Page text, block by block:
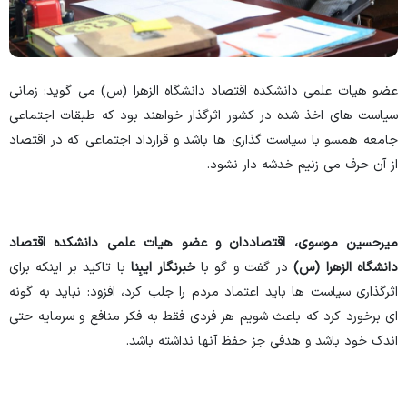
عضو هیات علمی دانشکده اقتصاد دانشگاه الزهرا (س) می گوید: زمانی
سیاست های اخذ شده در کشور اثرگذار خواهند بود که طبقات اجتماعی
جامعه همسو با سیاست گذاری ها باشد و قرارداد اجتماعی که در اقتصاد
از آن حرف می زنیم خدشه دار نشود.
میرحسین موسوی، اقتصاددان و عضو هیات علمی دانشکده اقتصاد
دانشگاه الزهرا (س)در گفت و گو باخبرنگار ایبِنا با تاکید بر اینکه برای
اثرگذاری سیاست ها باید اعتماد مردم را جلب کرد، افزود: نباید به گونه
ای برخورد کرد که باعث شویم هر فردی فقط به فکر منافع و سرمایه حتی
اندک خود باشد و هدفی جز حفظ آنها نداشته باشد.